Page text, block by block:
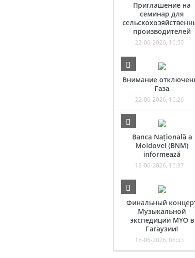
Приглашение на
семинар для
производителей
22-06-2026, 16:50
Внимание
Газа
22-06-2026, 16:26
Banca Națională a
Moldovei (BNM)
informează
18-06-2026, 15:37
Финальный
Музыкальной
экспедиции MYO в
Гагаузии!
18-06-2026, 08:33